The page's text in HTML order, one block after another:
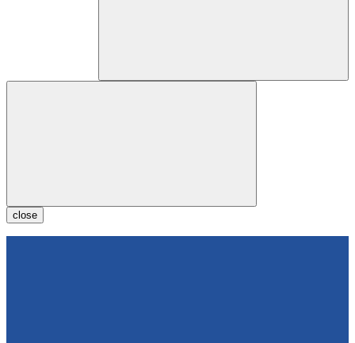
close